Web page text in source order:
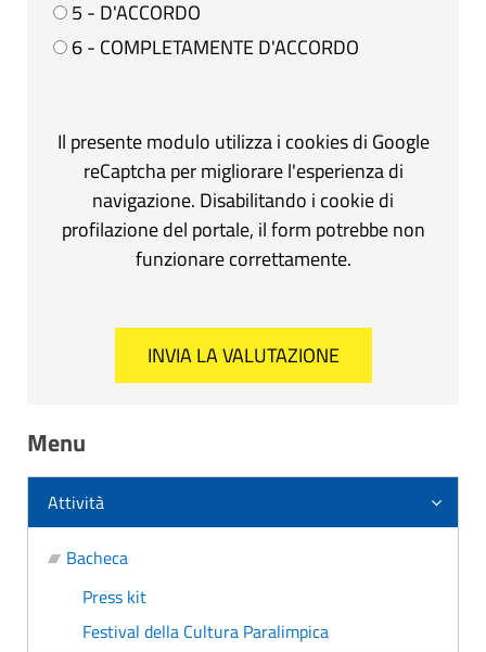
5 - D'ACCORDO
6 - COMPLETAMENTE D'ACCORDO
Il presente modulo utilizza i cookies di Google
reCaptcha per migliorare l'esperienza di
navigazione. Disabilitando i cookie di
profilazione del portale, il form potrebbe non
funzionare correttamente.
Menu
Attività
Bacheca
Press kit
Festival della Cultura Paralimpica